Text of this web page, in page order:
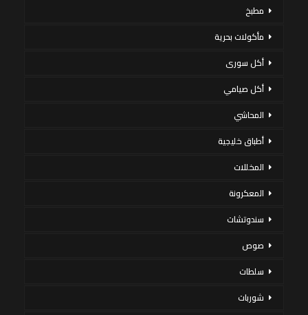
مطبخ
مأكولات بحرية
أكل سورى
أكل صيامي
المحاشي
أطباق خليجية
المخللات
المعكرونة
سندوتشات
صوص
سلطات
شوربات